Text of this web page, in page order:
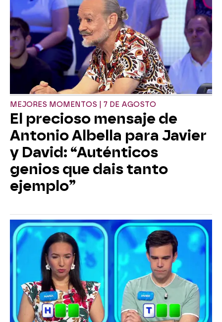
MEJORES MOMENTOS | 7 DE AGOSTO
El precioso mensaje de
Antonio Albella para Javier
y David: “Auténticos
genios que dais tanto
ejemplo”